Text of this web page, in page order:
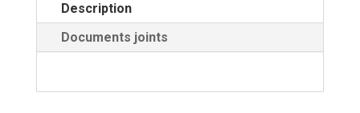
Description
Documents joints